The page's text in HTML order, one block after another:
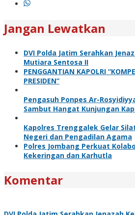
Jangan Lewatkan
DVI Polda Jatim Serahkan
Mutiara Sentosa II
PENGGANTIAN KAPOLRI
PRESIDEN”
Pengasuh Ponpes Ar-
Sambut Hangat Kunjungan
Kapolres Trenggalek Gelar
Negeri dan Pengadilan Agama
Polres Jombang Perkuat
Kekeringan dan Karhutla
Komentar